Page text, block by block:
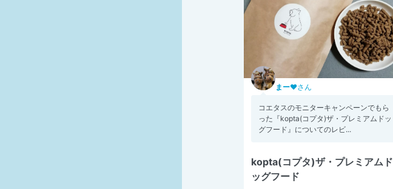
まー♥さん
コエタスのモニターキャンペーンでもら
った『kopta(コプタ)ザ・プレミアムドッ
グフード』についてのレビ...
kopta(コプタ)ザ・プレミアムド
ッグフード